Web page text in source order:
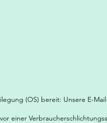
(OS) bereit: Unsere E-
einer